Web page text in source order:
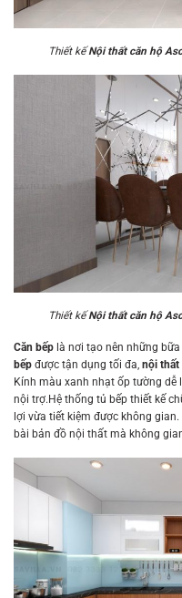
Thiết kếNội thất căn hộ
Thiết kếNội thất căn hộ
Căn bếp là nơi tạo nên những
bếp được tận dụng tối đa, nội thất
Kính màu xanh nhạt ốp tường dễ
nội trợ.Hệ thống tủ bếp thiết kế
lợi vừa tiết kiệm được không
bài bản đồ nội thất mà không